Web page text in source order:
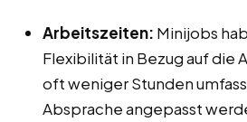
Arbeitszeiten: Minijobs
Flexibilität in Bezug auf die
oft weniger Stunden
Absprache angepasst